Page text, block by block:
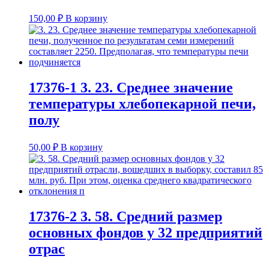
150,00 ₽ В корзину
17376-1 3. 23. Среднее значение
температуры хлебопекарной печи,
полу
50,00 ₽ В корзину
17376-2 3. 58. Средний размер
основных фондов у 32 предприятий
отрас